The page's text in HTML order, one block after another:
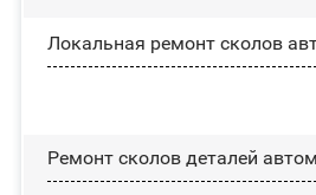
Локальная ремонт сколов
Ремонт сколов деталей